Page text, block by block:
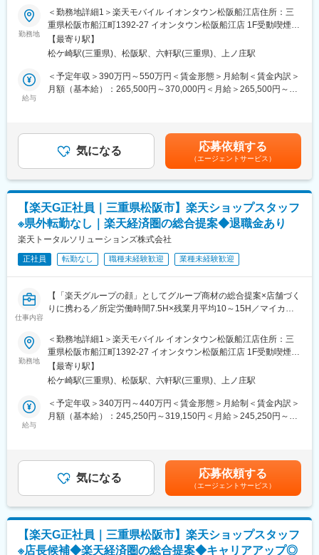
で、事業運営に必要な企画、立ち上げ、コンサルティング、オペ
レーション管理、システム・インフラ整備までを一括して提供し
ています。
変更の範囲：会社の定める業務
スキルの習得も可能。未経験でも安心してスタートできる環境で
す。
■このポジションの魅力：
◇未経験でも成長しやすいシンプルなオペレーション
料金体系が他キャリアよりシンプル覚えやすく、提案力を磨きや
すい環境です。そのため、未経験からでも短期間で成長しやす
く、早期に独り立ちが可能です。
店舗運営に活かされやすい文化があります。
■キャリアパス：
入社後1年で店長昇格を目指していただきます。
■組織構成：
重視し、相談しやすく協力し合える職場環境です。
当社は2023年2月に設立された楽天グループ100％出資の新会社
で、事業運営に必要な企画、立ち上げ、コンサルティング、オペ
ています。
変更の範囲：会社の定める業務
楽天モバイルショップに来店されるお客様へ、楽天経済圏の幅広
いサービスを総合的にご提案します。
単なる携帯販売ではなく、楽天グループ唯一の対面チャネルとし
て、お客様の生活をより豊かにするトータルサポートを行うポジ
ションです。
■具体的には：
案内
・スマホの初期設定・データ移行サポート
・店舗での電話応対
・在庫管理、売り場づくり、POP作成
・KPI管理・数値振り返り
・店舗会議・研修への参加
・キャンペーン企画など、集客に向けた取り組み
■教育体制：
入社後1ヶ月は店舗での実践研修を実施。
サービス知識・業務の流れなど基礎から学べ、楽天グループ共通
のeラーニングでビジネススキルの習得も可能。未経験でも安心し
■このポジションの魅力：
◇未経験でも成長しやすいシンプルなオペレーション
料金体系が他キャリアよりシンプル覚えやすく、提案力を磨きや
く、早期に独り立ちが可能です。
◇事業づくりに携われるやりがい
■キャリアパス：
スタッフ（R CREW）としてご活躍いただいたのち、約1年で店長
昇格を目指していただきます。その後はスーパーバイザー
（RSV）やマネージャーなど、より広い領域で活躍いただけるキ
ャリアがあります。
勤務地
＜勤務地詳細1＞楽天モバイル イオンタウン松阪船江店住所：三
重県松阪市船江町1392-27 イオンタウン松阪船江店 1F受動喫煙対
策：屋内全面禁煙＜勤務地詳細2＞楽天モバイル アピタ松阪三雲
店住所：三重県松阪市市場庄町1266-1 アピタ松阪三雲店 1F受動
【最寄り駅】
松ケ崎駅(三重県)、松阪駅、六軒駅(三重県)、上ノ庄駅
給与
＜予定年収＞390万円～550万円＜賃金形態＞月給制＜賃金内訳＞
月額（基本給）：265,500円～370,000円＜月給＞265,500円～
気になる 応募依頼する
（エージェントサービス）
【楽天G正社員｜三重県松阪市】楽天ショップスタッフ
※県外転勤なし｜楽天経済圏の総合提案◆退職金あり
楽天トータルソリューションズ株式会社
正社員 転勤なし 職種未経験歓迎 業種未経験歓迎
仕事内容
【「楽天グループの顔」としてグループ商材の総合提案×店舗づく
りに携わる／所定労働時間7.5H×残業月平均10～15H／マイカー
楽天モバイルショップに来店されるお客様へ、楽天経済圏の幅広
いサービスを総合的にご提案します。
単なる携帯販売ではなく、楽天グループ唯一の対面チャネルとし
て、お客様の生活をより豊かにするトータルサポートを行うポジ
ションです。
■具体的には：
案内
・スマホの初期設定・データ移行サポート
・店舗での電話応対
・在庫管理、売り場づくり、POP作成
・KPI管理・数値振り返り
勤務地
＜勤務地詳細1＞楽天モバイル イオンタウン松阪船江店住所：三
重県松阪市船江町1392-27 イオンタウン松阪船江店 1F受動喫煙対
策：屋内全面禁煙＜勤務地詳細2＞楽天モバイル アピタ松阪三雲
店住所：三重県松阪市市場庄町1266-1 アピタ松阪三雲店 1F受動
【最寄り駅】
松ケ崎駅(三重県)、松阪駅、六軒駅(三重県)、上ノ庄駅
給与
＜予定年収＞340万円～440万円＜賃金形態＞月給制＜賃金内訳＞
月額（基本給）：245,250円～319,150円＜月給＞245,250円～
じて上下する可能性があります。月給(月額)は固定手当を含めた表
記です。気になる 応募依頼する
（エージェントサービス）
【楽天G正社員｜三重県松阪市】楽天ショップスタッフ
※店長候補◆楽天経済圏の総合提案◆キャリアアップ◎